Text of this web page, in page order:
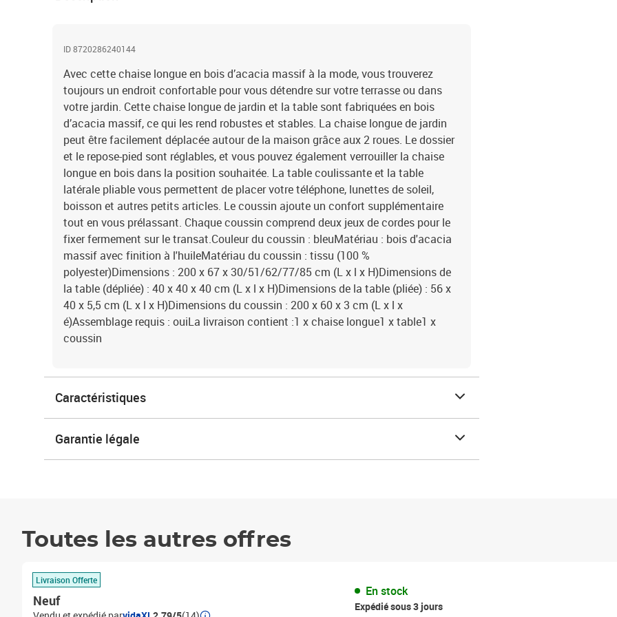
ID 8720286240144
Avec cette chaise longue en bois d’acacia massif à la mode, vous trouverez
toujours un endroit confortable pour vous détendre sur votre terrasse ou dans
votre jardin. Cette chaise longue de jardin et la table sont fabriquées en bois
d’acacia massif, ce qui les rend robustes et stables. La chaise longue de jardin
peut être facilement déplacée autour de la maison grâce aux 2 roues. Le dossier
et le repose-pied sont réglables, et vous pouvez également verrouiller la chaise
longue en bois dans la position souhaitée. La table coulissante et la table
latérale pliable vous permettent de placer votre téléphone, lunettes de soleil,
boisson et autres petits articles. Le coussin ajoute un confort supplémentaire
tout en vous prélassant. Chaque coussin comprend deux jeux de cordes pour le
fixer fermement sur le transat.Couleur du coussin : bleuMatériau : bois d'acacia
massif avec finition à l'huileMatériau du coussin : tissu (100 %
polyester)Dimensions : 200 x 67 x 30/51/62/77/85 cm (L x l x H)Dimensions de
la table (dépliée) : 40 x 40 x 40 cm (L x l x H)Dimensions de la table (pliée) : 56 x
40 x 5,5 cm (L x l x H)Dimensions du coussin : 200 x 60 x 3 cm (L x l x
é)Assemblage requis : ouiLa livraison contient :1 x chaise longue1 x table1 x
coussin
Caractéristiques
Garantie légale
Toutes les autres offres
Livraison Offerte
Neuf
En stock
Expédié sous 3 jours